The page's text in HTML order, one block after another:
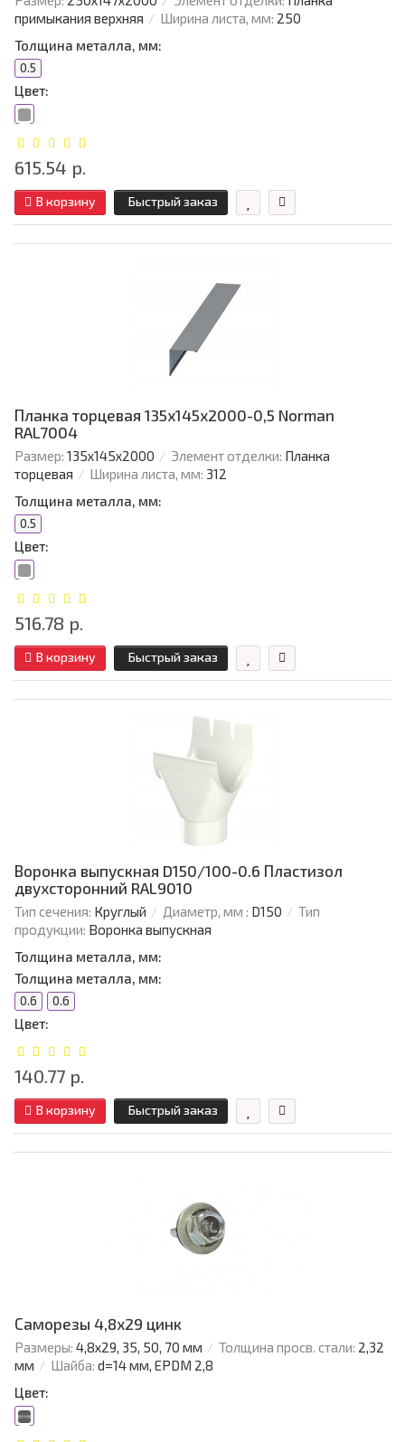
примыкания верхняя
Ширина листа, мм: 250
Толщина металла, мм:
0.5
Цвет:
615.54 р.
В корзину Быстрый заказ
Планка торцевая 135х145х2000-0,5 Norman
RAL7004
Размер: 135х145х2000 Элемент отделки: Планка
торцевая
Ширина листа, мм: 312
Толщина металла, мм:
0.5
Цвет:
516.78 р.
В корзину Быстрый заказ
Воронка выпускная D150/100-0.6 Пластизол
двухсторонний RAL9010
Тип сечения: Круглый Диаметр, мм : D150
Тип
продукции: Воронка выпускная
Толщина металла, мм:
Толщина металла, мм:
0.6 0.6
Цвет:
140.77 р.
В корзину Быстрый заказ
Саморезы 4,8х29 цинк
Размеры: 4,8х29, 35, 50, 70 мм Толщина просв. стали: 2,32
мм
Шайба: d=14 мм, EPDM 2,8
Цвет: